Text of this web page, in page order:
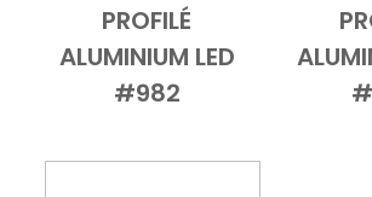
Add to CartVue d'ensemble
PROFILÉ
ALUMINIUM LED
#982